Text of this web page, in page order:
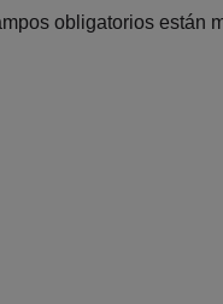
obligatorios están